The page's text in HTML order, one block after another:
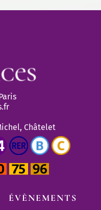
Châtelet
ÉVÈNEMENTS